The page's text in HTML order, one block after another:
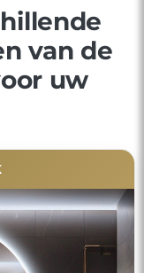
van de
uw